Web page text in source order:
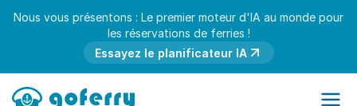
Nous vous présentons : Le premier moteur d'IA au monde pour
les réservations de ferries !
Essayez le planificateur IA